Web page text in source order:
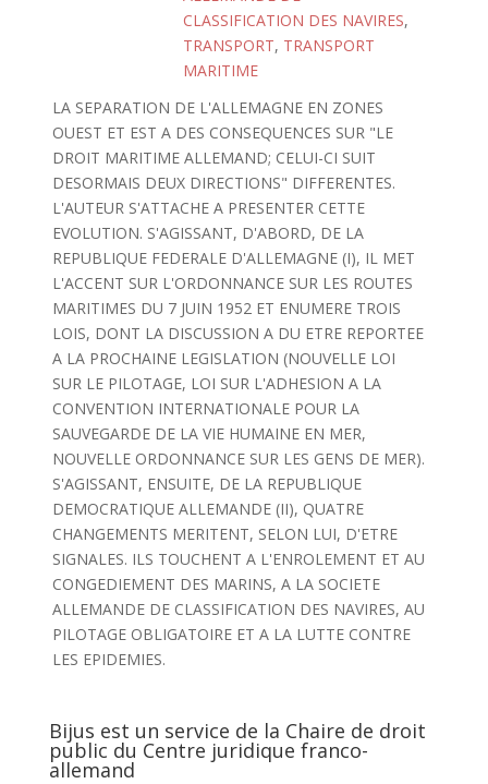
CLASSIFICATION DES NAVIRES,
TRANSPORT, TRANSPORT
MARITIME
LA SEPARATION DE L'ALLEMAGNE EN ZONES
OUEST ET EST A DES CONSEQUENCES SUR "LE
DROIT MARITIME ALLEMAND; CELUI-CI SUIT
DESORMAIS DEUX DIRECTIONS" DIFFERENTES.
L'AUTEUR S'ATTACHE A PRESENTER CETTE
EVOLUTION. S'AGISSANT, D'ABORD, DE LA
REPUBLIQUE FEDERALE D'ALLEMAGNE (I), IL MET
L'ACCENT SUR L'ORDONNANCE SUR LES ROUTES
MARITIMES DU 7 JUIN 1952 ET ENUMERE TROIS
LOIS, DONT LA DISCUSSION A DU ETRE REPORTEE
A LA PROCHAINE LEGISLATION (NOUVELLE LOI
SUR LE PILOTAGE, LOI SUR L'ADHESION A LA
CONVENTION INTERNATIONALE POUR LA
SAUVEGARDE DE LA VIE HUMAINE EN MER,
NOUVELLE ORDONNANCE SUR LES GENS DE MER).
S'AGISSANT, ENSUITE, DE LA REPUBLIQUE
DEMOCRATIQUE ALLEMANDE (II), QUATRE
CHANGEMENTS MERITENT, SELON LUI, D'ETRE
SIGNALES. ILS TOUCHENT A L'ENROLEMENT ET AU
CONGEDIEMENT DES MARINS, A LA SOCIETE
ALLEMANDE DE CLASSIFICATION DES NAVIRES, AU
PILOTAGE OBLIGATOIRE ET A LA LUTTE CONTRE
LES EPIDEMIES.
Bijus est un service de la Chaire de droit
public du Centre juridique franco-
allemand